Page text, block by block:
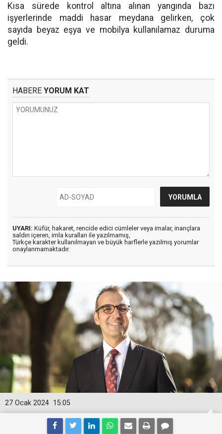
Kısa sürede kontrol altına alınan yangında bazı
işyerlerinde maddi hasar meydana gelirken, çok
sayıda beyaz eşya ve mobilya kullanılamaz duruma
geldi.
HABERE YORUM KAT
UYARI: Küfür, hakaret, rencide edici cümleler veya imalar, inançlara
saldırı içeren, imla kuralları ile yazılmamış,
Türkçe karakter kullanılmayan ve büyük harflerle yazılmış yorumlar
onaylanmamaktadır.
15:05
27 Ocak 2024